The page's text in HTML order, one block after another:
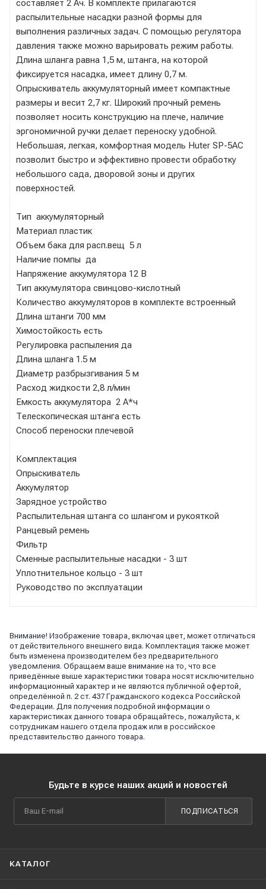
составляет 2 Ач. В комплекте прилагаются
распылительные насадки разной формы для
выполнения различных задач. С помощью регулятора
давления также можно варьировать режим работы.
Длина шланга равна 1,5 м, штанга, на которой
фиксируется насадка, имеет длину 0,7 м.
Опрыскиватель аккумуляторный имеет компактные
размеры и весит 2,7 кг. Широкий прочный ремень
позволяет носить конструкцию на плече, наличие
эргономичной ручки делает переноску удобной.
Небольшая, легкая, комфортная модель Huter SP-5AC
позволит быстро и эффективно провести обработку
небольшого сада, дворовой зоны и других
поверхностей.
Тип аккумуляторный
Материал пластик
Объем бака для расп.вещ 5 л
Наличие помпы да
Напряжение аккумулятора 12 В
Тип аккумулятора свинцово-кислотный
Количество аккумуляторов в комплекте встроенный
Длина штанги 700 мм
Химостойкость есть
Регулировка распыления да
Длина шланга 1.5 м
Диаметр разбрызгивания 5 м
Расход жидкости 2,8 л/мин
Емкость аккумулятора 2 А*ч
Телескопическая штанга есть
Способ переноски плечевой
Комплектация
Опрыскиватель
Аккумулятор
Зарядное устройство
Распылительная штанга со шлангом и рукояткой
Ранцевый ремень
Фильтр
Сменные распылительные насадки - 3 шт
Уплотнительное кольцо - 3 шт
Руководство по эксплуатации
Внимание! Изображение товара, включая цвет, может отличаться
от действительного внешнего вида. Комплектация также может
быть изменена производителем без предварительного
уведомления. Обращаем ваше внимание на то, что все
приведённые выше характеристики товара носят исключительно
информационный характер и не являются публичной офертой,
определённой п. 2 ст. 437 Гражданского кодекса Российской
Федерации. Для получения подробной информации о
характеристиках данного товара обращайтесь, пожалуйста, к
сотрудникам нашего отдела продаж или в российское
представительство данного товара.
Будьте в курсе наших акций и новостей
ПОДПИСАТЬСЯ
КАТАЛОГ